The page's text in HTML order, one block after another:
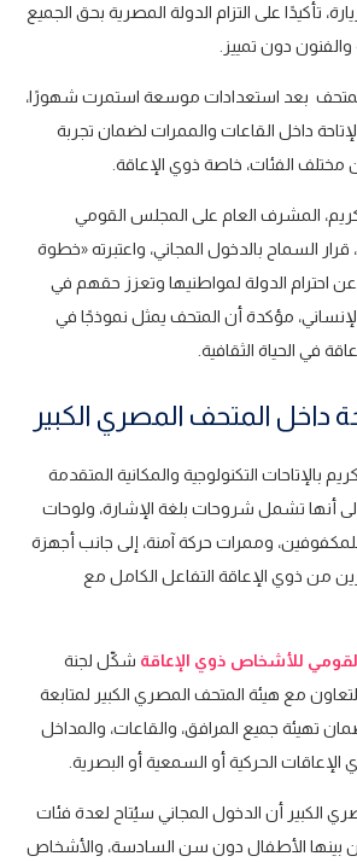
تأكيدًا على التزام الدولة المصرية بحق الجميع
دون تمييز.
للمتحف بعد استعدادات موسعة استمرت شهورًا،
داخل القاعات والممرات لضمان تجربة
مختلف الفئات، خاصة ذوي الإعاقة.
كريم، المشرف العام على المجلس القومي
السماح بالدخول المجاني، واعتبرته «خطوة
عن احترام الدولة لمواطنيها وتعزز حقهم في
الإنساني، مؤكدة أن المتحف يمثل نموذجًا في
في الحياة الثقافية.
داخل المتحف المصري الكبير
بالإتاحات التكنولوجية والمكانية المتقدمة
أنها تشمل شروحات بلغة الإشارة، ولوحات
وممرات حركة آمنة، إلى جانب أجهزة
من ذوي الإعاقة التفاعل الكامل مع
للأشخاص ذوي الإعاقة شكّل لجنة
مع هيئة المتحف المصري الكبير لمتابعة
تهيئة جميع المرافق، والقاعات، والمداخل
الحركية أو السمعية أو البصرية.
الكبير أن الدخول المجاني سيُتاح لعدة فئات
من بينها الأطفال دون سن السادسة، والأشخاص